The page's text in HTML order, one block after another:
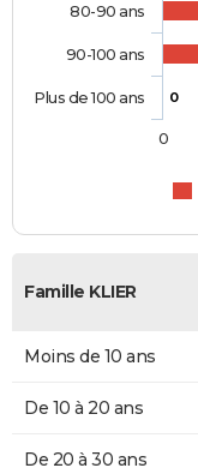
0
80-90 ans
90-100 ans
Plus de 100 ans
0
Famille KLIER
Moins de 10 ans
De 10 à 20 ans
De 20 à 30 ans